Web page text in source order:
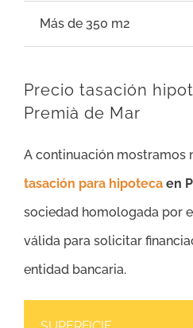
Más de 350 m2
Precio tasación
Premià de Mar
A continuación mostramos
tasación para hipoteca en
sociedad homologada por
válida para solicitar
entidad bancaria.